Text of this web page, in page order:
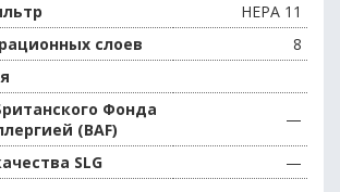
HEPA 11
слоев
8
Фонда
(BAF)
—
SLG
—